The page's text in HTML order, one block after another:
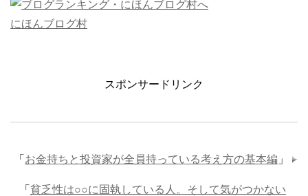
にほんブログ村
スポンサードリンク
「 お金持ちと投資家が全員持っている考え方の基本編 」
「 貧乏性は○○に固執している人。そして気がつかない